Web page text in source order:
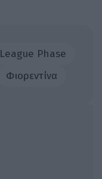
League Phase
Φιορεντίνα